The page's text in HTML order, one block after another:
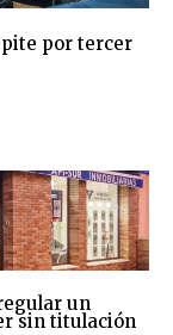
por tercer
un
sin titulación